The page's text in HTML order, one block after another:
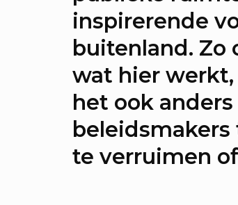
de sprekers van
Onze
de verdiepende
stad, ons canvas
inspirerende
buitenland. Zo
wat hier
het ook
te verruimen